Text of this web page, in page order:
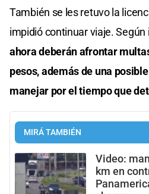
También se les retuvo la
impidió continuar viaje.
ahora deberán afrontar
pesos, además de una
manejar por el tiempo que
MIRÁ TAMBIÉN
Video:
km en